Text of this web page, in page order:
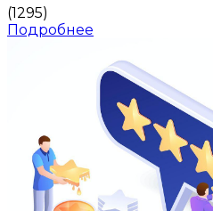
(1295)
Подробнее